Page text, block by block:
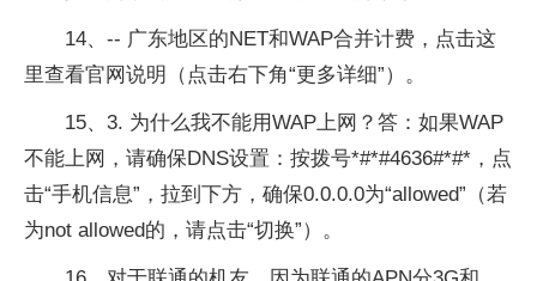
14、-- 广东地区的NET和WAP合并计费，点击这
里查看官网说明（点击右下角“更多详细”）。
15、3. 为什么我不能用WAP上网？答：如果WAP
不能上网，请确保DNS设置：按拨号*#*#4636#*#*，点
击“手机信息”，拉到下方，确保0.0.0.0为“allowed”（若
为not allowed的，请点击“切换”）。